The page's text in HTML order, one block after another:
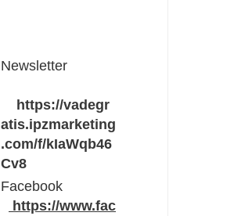
Newsletter
https://vadegr
atis.ipzmarketing
.com/f/kIaWqb46
Cv8
Facebook
https://www.fac